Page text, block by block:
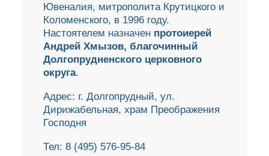
ХРАМ
ГОСПОДНЯ
Ювеналия, митрополита Крутицкого и
Коломенского, в 1996 году.
Настоятелем назначен протоиерей
Андрей Хмызов, благочинный
Долгопрудненского церковного
округа.
Адрес: г. Долгопрудный, ул.
Дирижабельная, храм Преображения
Господня
Тел: 8 (495) 576-95-84